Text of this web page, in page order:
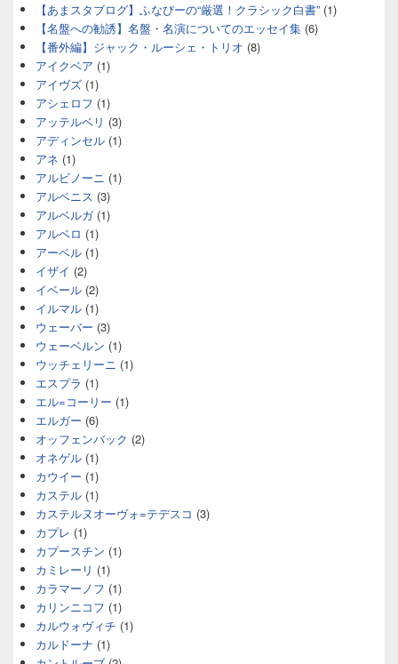
【あまスタブログ】ふなぴーの“厳選！クラシック白書” (1)
【名盤への勧誘】名盤・名演についてのエッセイ集 (6)
【番外編】ジャック・ルーシェ・トリオ (8)
アイクベア (1)
アイヴズ (1)
アシェロフ (1)
アッテルベリ (3)
アディンセル (1)
アネ (1)
アルビノーニ (1)
アルベニス (3)
アルベルガ(1)
アルベロ (1)
アーベル (1)
イザイ (2)
イベール (2)
イルマル (1)
ウェーバー (3)
ウェーベルン (1)
ウッチェリーニ (1)
エスプラ (1)
エル=コーリー (1)
エルガー (6)
オッフェンバック (2)
オネゲル (1)
カウイー (1)
カステル (1)
カステルヌオーヴォ=テデスコ (3)
カプレ (1)
カプースチン (1)
カミレーリ (1)
カラマーノフ (1)
カリンニコフ (1)
カルウォヴィチ (1)
カルドーナ (1)